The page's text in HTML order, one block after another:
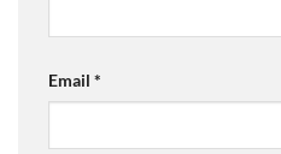
Email *